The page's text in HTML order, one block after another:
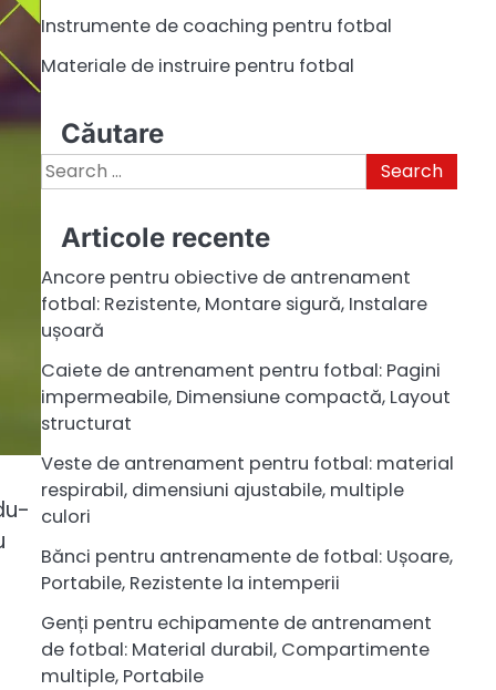
Instrumente de coaching pentru fotbal
Materiale de instruire pentru fotbal
Căutare
Search
for:
Articole recente
Ancore pentru obiective de antrenament
fotbal: Rezistente, Montare sigură, Instalare
ușoară
Caiete de antrenament pentru fotbal: Pagini
impermeabile, Dimensiune compactă, Layout
structurat
Veste de antrenament pentru fotbal: material
respirabil, dimensiuni ajustabile, multiple
culori
Bănci pentru antrenamente de fotbal: Ușoare,
Portabile, Rezistente la intemperii
Genți pentru echipamente de antrenament
de fotbal: Material durabil, Compartimente
multiple, Portabile